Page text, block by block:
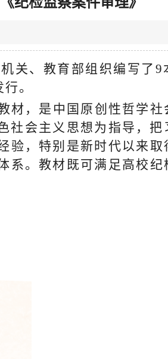
关、教育部组织编写了9
。
材，是中国原创性哲学社
社会主义思想为指导，把
验，特别是新时代以来取
系。教材既可满足高校纪